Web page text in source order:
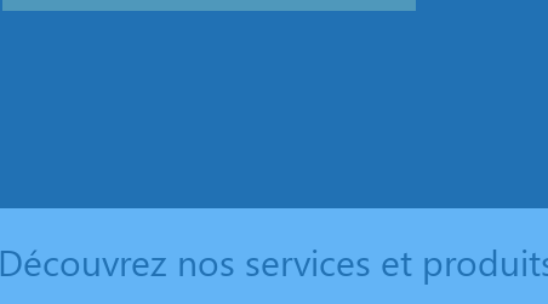
Découvrez nos services et